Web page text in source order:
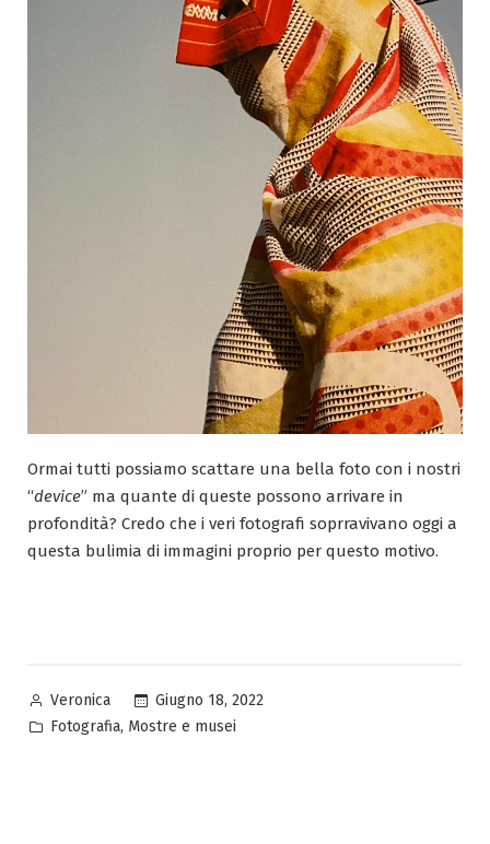
Ormai tutti possiamo scattare una bella foto con i nostri
“device” ma quante di queste possono arrivare in
profondità? Credo che i veri fotografi soprravivano oggi a
questa bulimia di immagini proprio per questo motivo.
Pubblicato
da
Veronica
Giugno 18, 2022
Pubblicato
Fotografia, Mostre e musei